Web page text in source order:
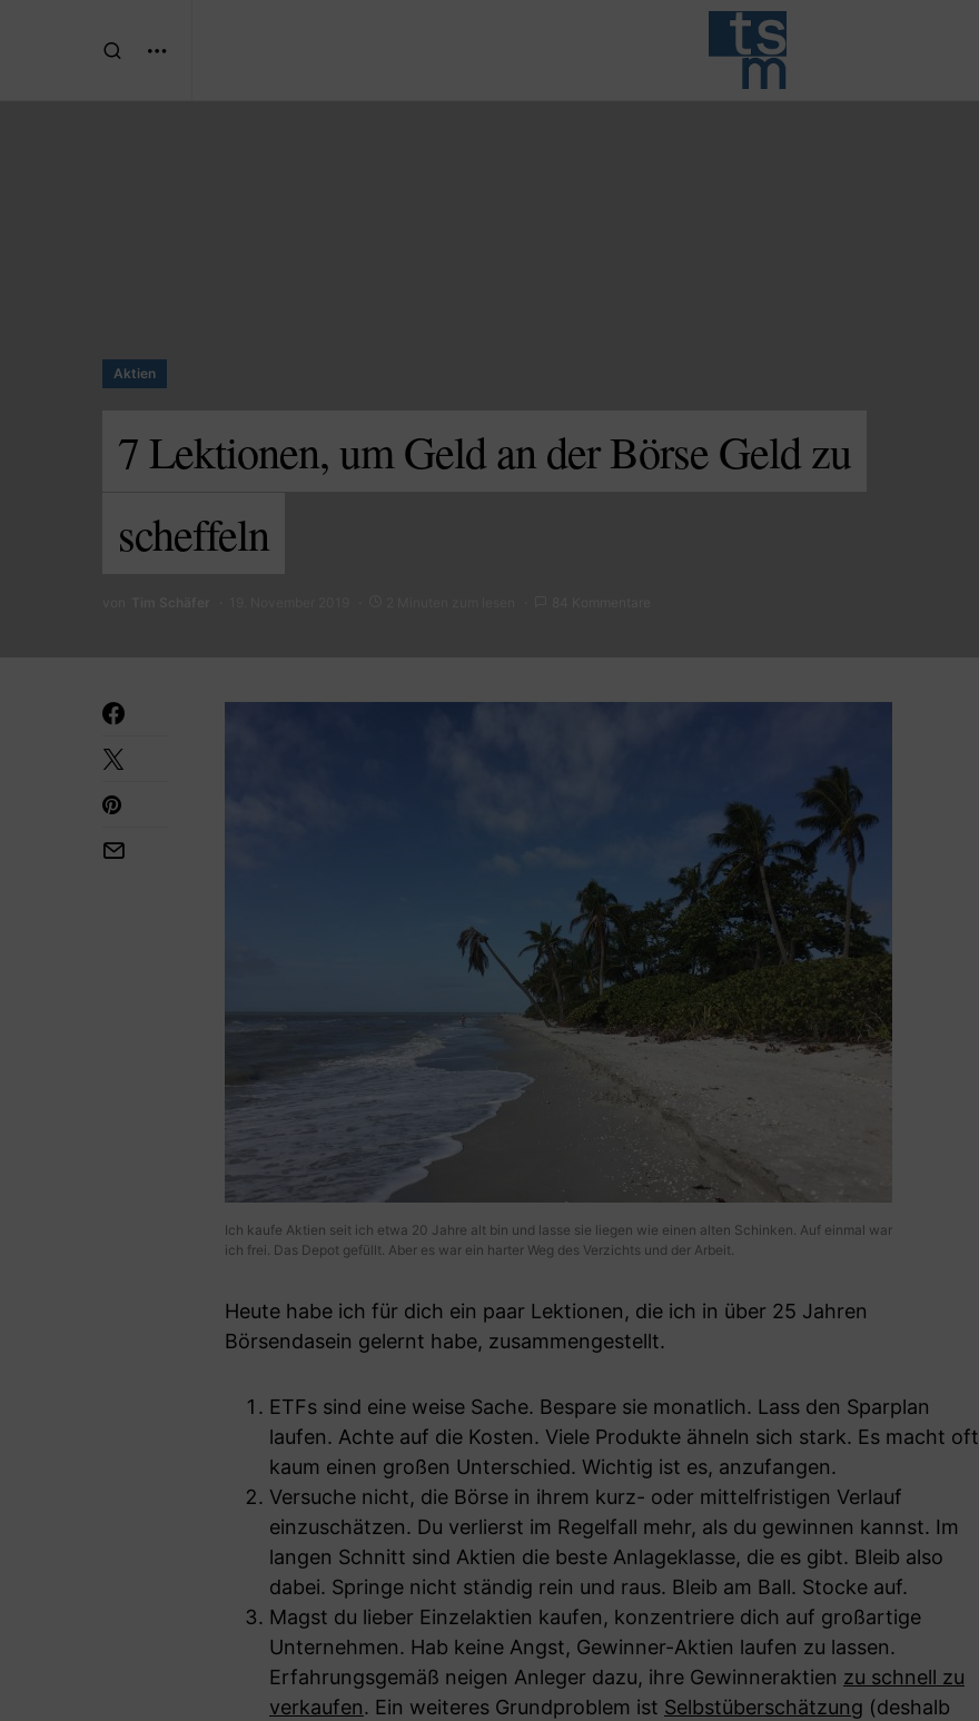
Aktien
7 Lektionen, um Geld an der Börse Geld zu
scheffeln
Ich kaufe Aktien seit ich etwa 20 Jahre alt bin und lasse sie liegen wie einen alten Schinken. Auf einmal war
ich frei. Das Depot gefüllt. Aber es war ein harter Weg des Verzichts und der Arbeit.
Heute habe ich für dich ein paar Lektionen, die ich in über 25 Jahren
Börsendasein gelernt habe, zusammengestellt.
ETFs sind eine weise Sache. Bespare sie monatlich. Lass den Sparplan
laufen. Achte auf die Kosten. Viele Produkte ähneln sich stark. Es macht oft
kaum einen großen Unterschied. Wichtig ist es, anzufangen.
Versuche nicht, die Börse in ihrem kurz- oder mittelfristigen Verlauf
einzuschätzen. Du verlierst im Regelfall mehr, als du gewinnen kannst. Im
langen Schnitt sind Aktien die beste Anlageklasse, die es gibt. Bleib also
dabei. Springe nicht ständig rein und raus. Bleib am Ball. Stocke auf.
Magst du lieber Einzelaktien kaufen, konzentriere dich auf großartige
Unternehmen. Hab keine Angst, Gewinner-Aktien laufen zu lassen.
Erfahrungsgemäß neigen Anleger dazu, ihre Gewinneraktien zu schnell zu
verkaufen. Ein weiteres Grundproblem ist Selbstüberschätzung (deshalb